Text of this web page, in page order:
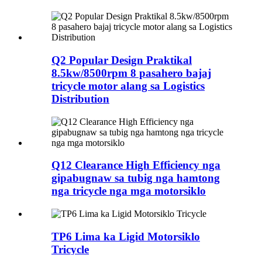
Q2 Popular Design Praktikal
8.5kw/8500rpm 8 pasahero bajaj
tricycle motor alang sa Logistics
Distribution
Q12 Clearance High Efficiency nga
gipabugnaw sa tubig nga hamtong
nga tricycle nga mga motorsiklo
TP6 Lima ka Ligid Motorsiklo
Tricycle